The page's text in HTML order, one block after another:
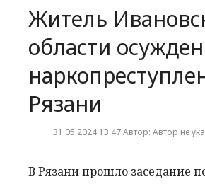
Городские события
Житель
области
Рязани
31.05.2024 13:47 Автор: Автор не
В Рязани прошло заседание